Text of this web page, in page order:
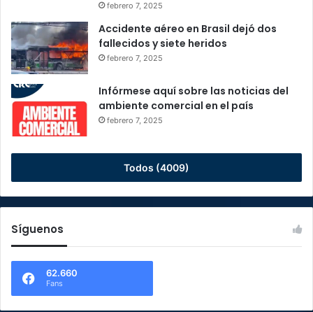
febrero 7, 2025
Accidente aéreo en Brasil dejó dos
fallecidos y siete heridos
febrero 7, 2025
Infórmese aquí sobre las noticias del
ambiente comercial en el país
febrero 7, 2025
Todos (4009)
Síguenos
62.660
Fans